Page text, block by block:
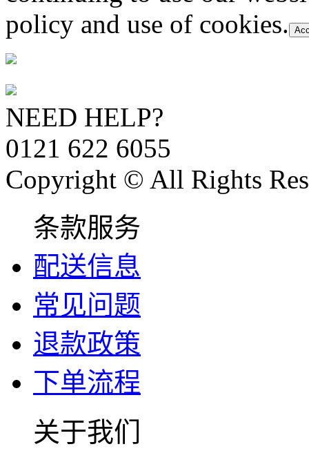
policy and use of cookies.
NEED HELP?
0121 622 6055
Copyright © All Rights
条款服务
配送信息
常见问题
退款政策
下单流程
关于我们